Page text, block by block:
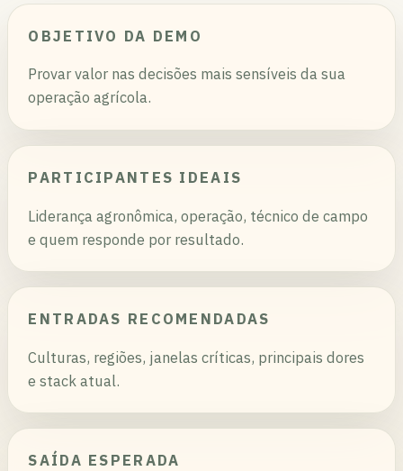
OBJETIVO DA DEMO
Provar valor nas decisões mais sensíveis da sua
operação agrícola.
PARTICIPANTES IDEAIS
Liderança agronômica, operação, técnico de campo
e quem responde por resultado.
ENTRADAS RECOMENDADAS
Culturas, regiões, janelas críticas, principais dores
e stack atual.
SAÍDA ESPERADA